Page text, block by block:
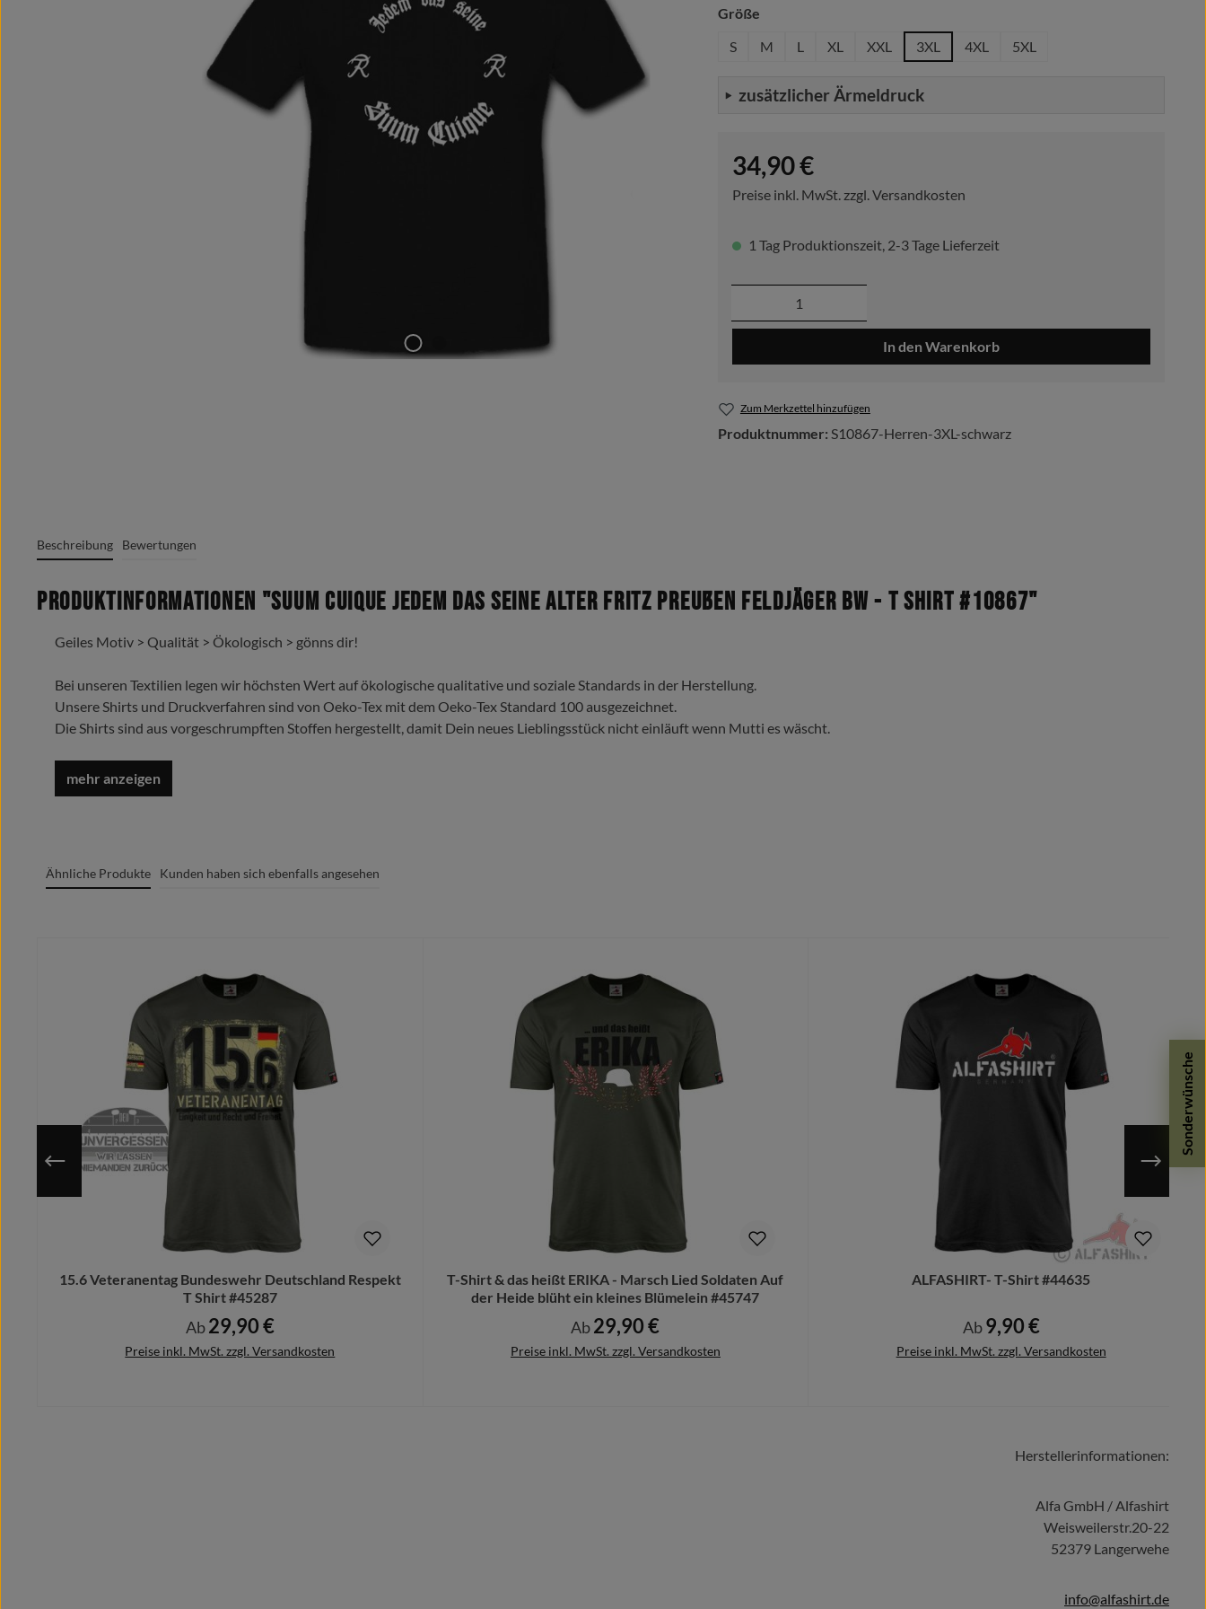
Größeauswählen
S
M L XL XXL 3XL 4XL 5XL
zusätzlicher Ärmeldruck
Regulärer Preis:
34,90 €
Preise inkl. MwSt. zzgl. Versandkosten
1 Tag Produktionszeit, 2-3 Tage Lieferzeit
Produkt Anzahl: Gib den gewünschten Wert ein
In den Warenkorb
Zum Merkzettel hinzufügen
Produktnummer: S10867-Herren-3XL-schwarz
Sonderwünsche
Beschreibung Bewertungen
Produktinformationen "Suum Cuique Jedem das Seine Alter Fritz Preußen Feldjäger BW - T Shirt #10867"
Geiles Motiv > Qualität > Ökologisch > gönns dir!
Bei unseren Textilien legen wir höchsten Wert auf ökologische qualitative und soziale Standards in der Herstellung.
Unsere Shirts und Druckverfahren sind von Oeko-Tex mit dem Oeko-Tex Standard 100 ausgezeichnet.
Die Shirts sind aus vorgeschrumpften Stoffen hergestellt, damit Dein neues Lieblingsstück nicht einläuft wenn Mutti es wäscht.
Trage es liebe es lebe es !
100% Baumwolle/cotton/coton(m.)/Algodón
Moderner zeitgemäßer Schnitt
Optimale Wärmeübertragung, angenehmes Tragegefühl
Extrem glatte und fusselfreie Oberfläche
Kragenband im Nacken für cleanes Finish
Individuell auf deine ausgewählte Größe gedruckt
Nutze die hinterlegte Größentabelle um sicher zu gehen, dass du die richtige Größe wählst.
Da das Motiv erst nach Bestelleingang auf deine gewählte Größe gedruckt wird, ist ein Umtausch nur aus Qualitätsmängeln möglich.
Du hast eine bessere/eigene Idee?
Schicke uns Deinen Motivwunsch vorab und wir designen Deinen Produktvorschlag kostenlos.
Bitte beachte hierbei, dass nach dem Kauf keine Änderungen mehr vorgenommen werden können.
Ähnliche Produkte Kunden haben sich ebenfalls angesehen
15.6 Veteranentag Bundeswehr Deutschland Respekt
T Shirt #45287
Regulärer Preis:
Ab29,90 €
Preise inkl. MwSt. zzgl. Versandkosten
T-Shirt & das heißt ERIKA - Marsch Lied Soldaten Auf
der Heide blüht ein kleines Blümelein #45747
Regulärer Preis:
Ab29,90 €
Preise inkl. MwSt. zzgl. Versandkosten
ALFASHIRT- T-Shirt #44635
Regulärer Preis:
Ab9,90 €
Preise inkl. MwSt. zzgl. Versandkosten
DetailsHerstellerinformationen:
Alfa GmbH / Alfashirt
Weisweilerstr.20-22
52379 Langerwehe
info@alfashirt.de